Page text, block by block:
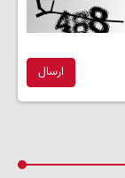
ارسال